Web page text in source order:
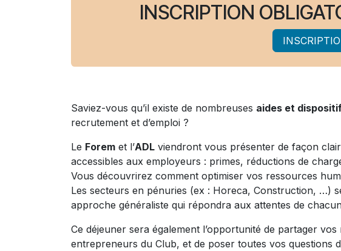
INSCRIPTION
Saviez-vous qu’il existe de nombreuses aides et
recrutement et d’emploi ?
Le Forem et l’ADL viendront vous présenter de façon
accessibles aux employeurs : primes, réductions de
Vous découvrirez comment optimiser vos ressources
Les secteurs en pénuries (ex : Horeca, Construction, …)
approche généraliste qui répondra aux attentes de
Ce déjeuner sera également l’opportunité de partager vos
entrepreneurs du Club, et de poser toutes vos questions